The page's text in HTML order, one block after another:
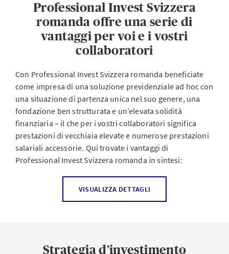
Professional Invest Svizzera
romanda offre una serie di
vantaggi per voi e i vostri
collaboratori
Con Professional Invest Svizzera romanda beneficiate
come impresa di una soluzione previdenziale ad hoc con
una situazione di partenza unica nel suo genere, una
fondazione ben strutturata e un’elevata solidità
finanziaria – il che per i vostri collaboratori significa
prestazioni di vecchiaia elevate e numerose prestazioni
salariali accessorie. Qui trovate i vantaggi di
Professional Invest Svizzera romanda in sintesi:
I vostri vantaggi come impresa
collaboratori con un salario elevato, in particolare,
VISUALIZZA DETTAGLI
Strategia d’investimento